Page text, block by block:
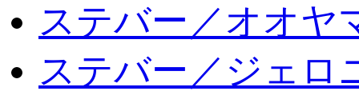
ステバー／オオヤ
ステバー／ジェロ